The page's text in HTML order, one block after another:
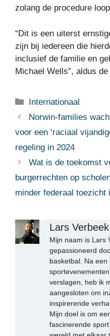
zolang de procedure
“Dit is een uiterst
zijn bij iedereen die
inclusief de familie en
Michael Wells”, aldus
Categorieën
Internationaal
Norwin-families
voor een ‘raciaal
regeling in 2024
Wat is de toekomst
burgerrechten op
minder federaal toezicht
Lars Verbeek
Mijn naam is Lars
gepassioneerd
basketbal. Na een
verslagen, heb ik
aangesloten om
inspirerende
Mijn doel is om
fascinerende